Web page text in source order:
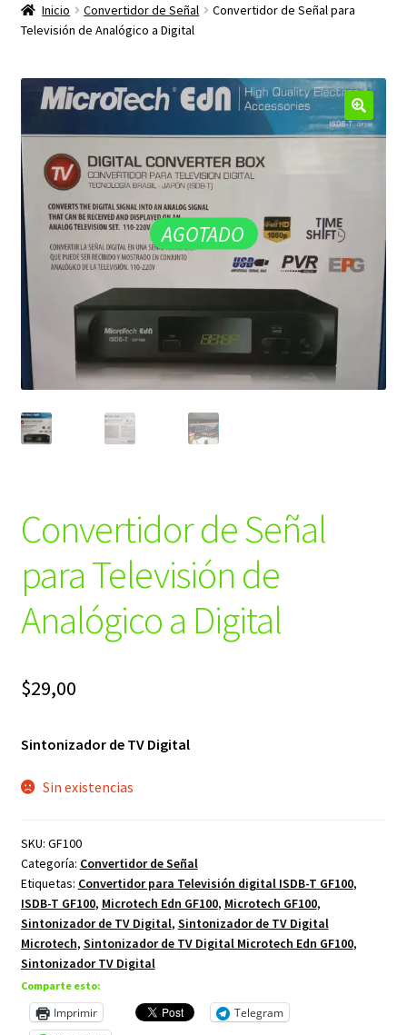
productos
Inicio Convertidor de Señal
Convertidor de Señal para
Televisión de Analógico a Digital
🔍
AGOTADO
Convertidor de Señal
para Televisión de
Analógico a Digital
$29,00
Sintonizador de TV Digital
Sin existencias
SKU: GF100
Categoría: Convertidor de Señal
Etiquetas: Convertidor para Televisión digital ISDB-T GF100,
ISDB-T GF100, Microtech Edn GF100, Microtech GF100,
Sintonizador de TV Digital, Sintonizador de TV Digital
Microtech, Sintonizador de TV Digital Microtech Edn GF100,
Sintonizador TV Digital
Comparte esto:
Imprimir
Telegram